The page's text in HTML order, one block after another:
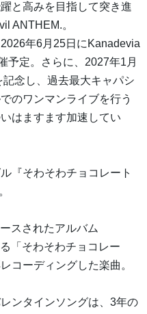
と高みを目指して突き進
ANTHEM.。
年6月25日にKanadevia
予定。さらに、2027年1月
念し、過去最大キャパシ
のワンマンライブを行う
はますます加速してい
『そわそわチョコレート
スされたアルバム
「そわそわチョコレー
コーディングした楽曲。
ンタインソングは、3年の